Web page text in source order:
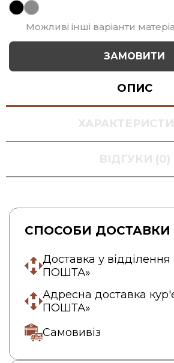
Можливі інші варіанти
ЗАМОВИТИ
ОПИС
ВІДГУКИ (0)
СПОСОБИ ДОСТАВКИ
Доставка у
ПОШТА»
Адресна доставка
ПОШТА»
Самовивіз